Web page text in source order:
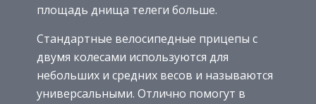
площадь днища телеги больше.
Стандартные велосипедные прицепы с
двумя колесами используются для
небольших и средних весов и называются
универсальными. Отлично помогут в